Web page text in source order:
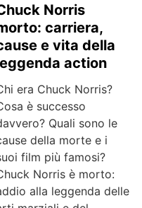
Norris
carriera,
e vita della
action
era Chuck Norris?
è successo
Quali sono le
della morte e i
film più famosi?
Norris è morto:
alla leggenda delle